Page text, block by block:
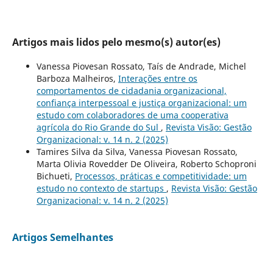
Artigos mais lidos pelo mesmo(s) autor(es)
Vanessa Piovesan Rossato, Taís de Andrade, Michel
Barboza Malheiros, Interações entre os
comportamentos de cidadania organizacional,
confiança interpessoal e justiça organizacional: um
estudo com colaboradores de uma cooperativa
agrícola do Rio Grande do Sul , Revista Visão: Gestão
Organizacional: v. 14 n. 2 (2025)
Tamires Silva da Silva, Vanessa Piovesan Rossato,
Marta Olivia Rovedder De Oliveira, Roberto Schoproni
Bichueti, Processos, práticas e competitividade: um
estudo no contexto de startups , Revista Visão: Gestão
Organizacional: v. 14 n. 2 (2025)
Artigos Semelhantes